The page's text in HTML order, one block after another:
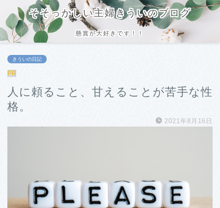
そそっかしい主婦きういのブログ
懸賞が大好きです！！
きういの日記
PR
人に頼ること、甘えることが苦手な性
格。
2021年8月16日